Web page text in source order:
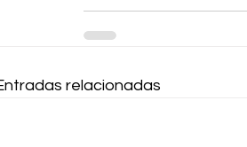
relacionadas